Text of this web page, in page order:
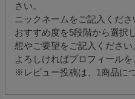
さい。
ニックネームをご記入くださ
おすすめ度を5段階から選択
想やご要望をご記入ください
よろしければプロフィールを
※レビュー投稿は、1商品に